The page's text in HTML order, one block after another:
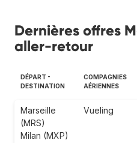
Dernières offres
aller-retour
DÉPART -
DESTINATION
COMPAGNIES
AÉRIENNES
Marseille
(MRS)
Milan (MXP)
Vueling